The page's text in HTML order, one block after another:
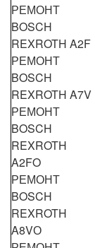
РЕМОНТ
BOSCH
REXROTH A2F
РЕМОНТ
BOSCH
REXROTH A7V
РЕМОНТ
BOSCH
REXROTH
A2FO
РЕМОНТ
BOSCH
REXROTH
A8VО